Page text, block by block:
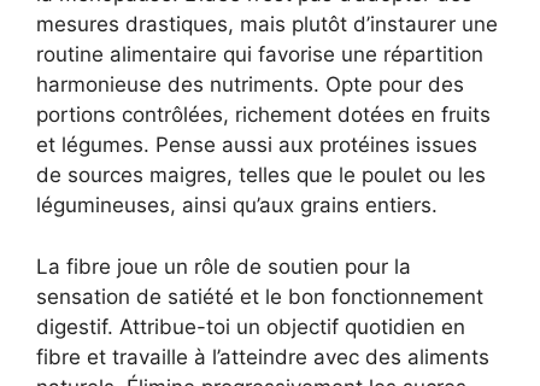
mesures drastiques, mais plutôt d’instaurer une
routine alimentaire qui favorise une répartition
harmonieuse des nutriments. Opte pour des
portions contrôlées, richement dotées en fruits
et légumes. Pense aussi aux protéines issues
de sources maigres, telles que le poulet ou les
légumineuses, ainsi qu’aux grains entiers.
La fibre joue un rôle de soutien pour la
sensation de satiété et le bon fonctionnement
digestif. Attribue-toi un objectif quotidien en
fibre et travaille à l’atteindre avec des aliments